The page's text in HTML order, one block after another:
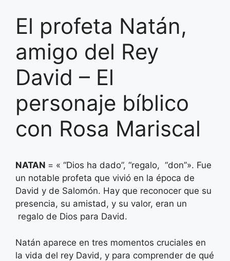
El profeta Natán,
amigo del Rey
David – El
personaje bíblico
con Rosa Mariscal
NATAN = « “Dios ha dado”, “regalo, “don”». Fue
un notable profeta que vivió en la época de
David y de Salomón. Hay que reconocer que su
presencia, su amistad, y su valor, eran un
regalo de Dios para David.
Natán aparece en tres momentos cruciales en
la vida del rey David, y para comprender de qué